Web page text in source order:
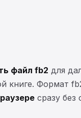
файл fb2 для
книге. Формат
сразу без